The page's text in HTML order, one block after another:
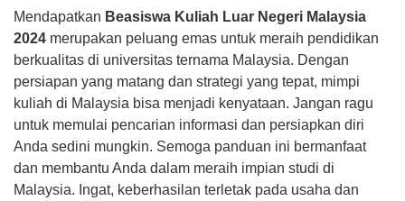
Mendapatkan Beasiswa Kuliah Luar Negeri Malaysia
2024 merupakan peluang emas untuk meraih pendidikan
berkualitas di universitas ternama Malaysia. Dengan
persiapan yang matang dan strategi yang tepat, mimpi
kuliah di Malaysia bisa menjadi kenyataan. Jangan ragu
untuk memulai pencarian informasi dan persiapkan diri
Anda sedini mungkin. Semoga panduan ini bermanfaat
dan membantu Anda dalam meraih impian studi di
Malaysia. Ingat, keberhasilan terletak pada usaha dan